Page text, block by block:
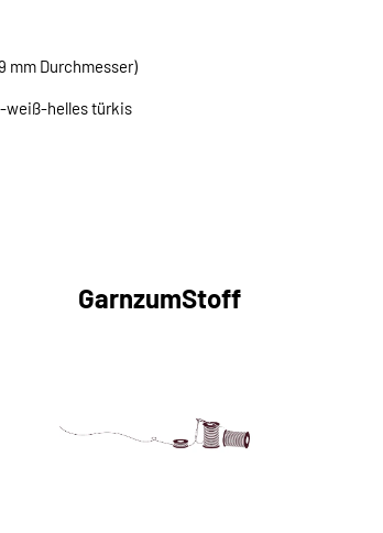
mm Durchmesser)
weiß-helles türkis
GarnzumStoff